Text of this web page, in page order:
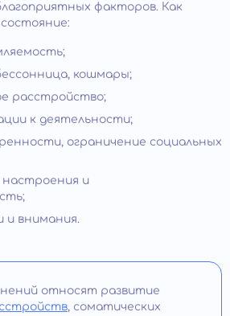
факторов. Как
кошмары;
расстройство;
к деятельности;
ограничение социальных
настроения и
и внимания.
относят развитие
, соматических